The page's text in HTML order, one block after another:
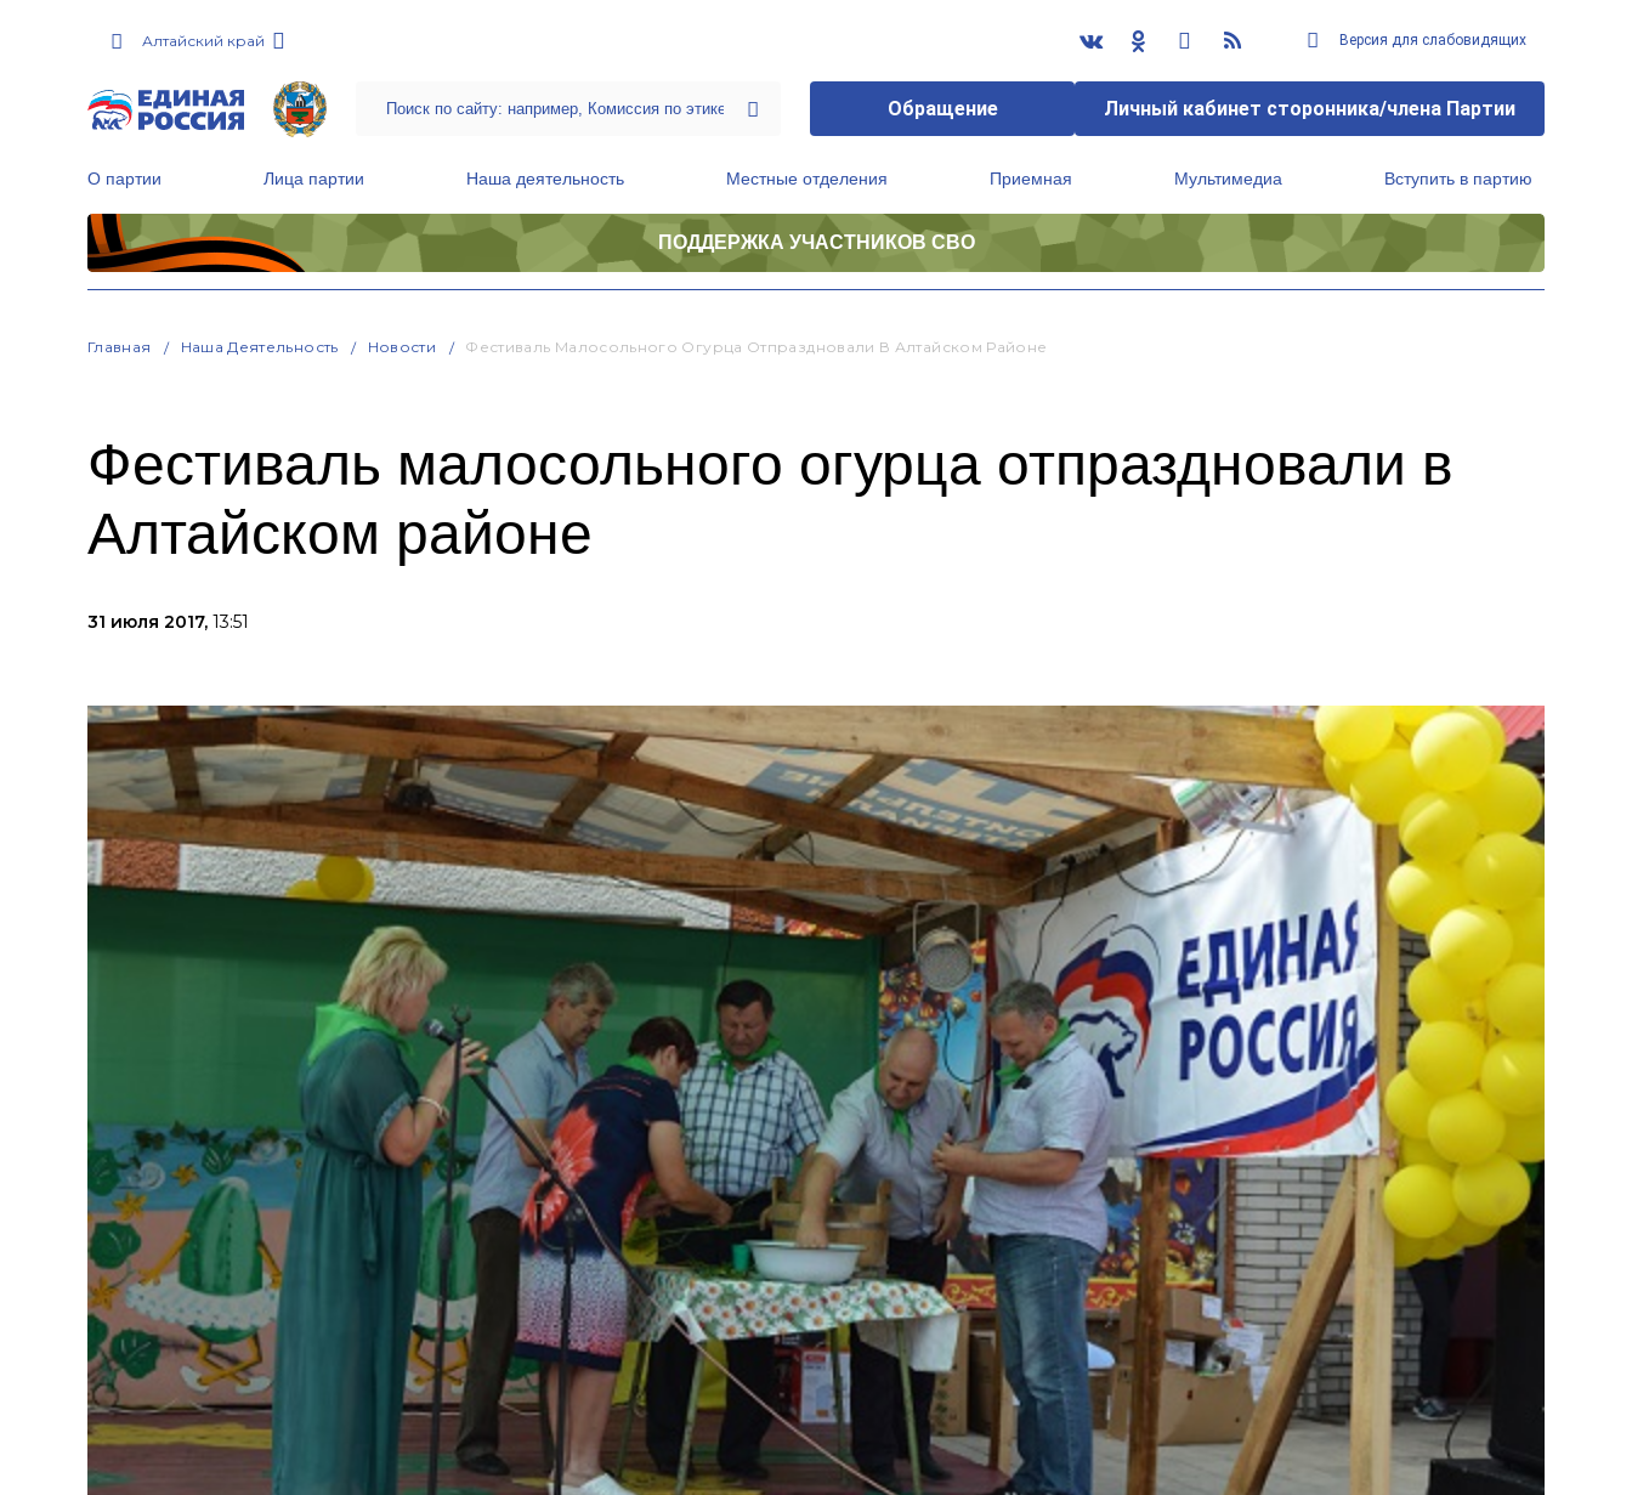
Алтайский край Версия для слабовидящих
Обращение Личный кабинет сторонника/члена Партии
О партии Лица партии Наша деятельность Местные отделения Приемная Мультимедиа Вступить в партию
ПОДДЕРЖКА УЧАСТНИКОВ СВО
Главная Наша Деятельность Новости Фестиваль Малосольного Огурца Отпраздновали В Алтайском Районе
Фестиваль малосольного огурца отпраздновали в
Алтайском районе
31 июля 2017, 13:51